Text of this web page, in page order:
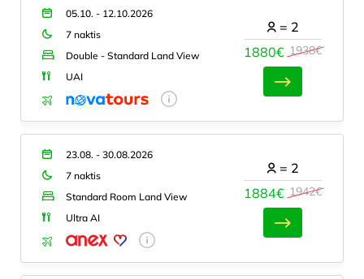
05.10. - 12.10.2026
7 naktis
Double - Standard Land View
UAI
1880€ 1938€
= 2
23.08. - 30.08.2026
7 naktis
Standard Room Land View
Ultra AI
1884€ 1942€
= 2